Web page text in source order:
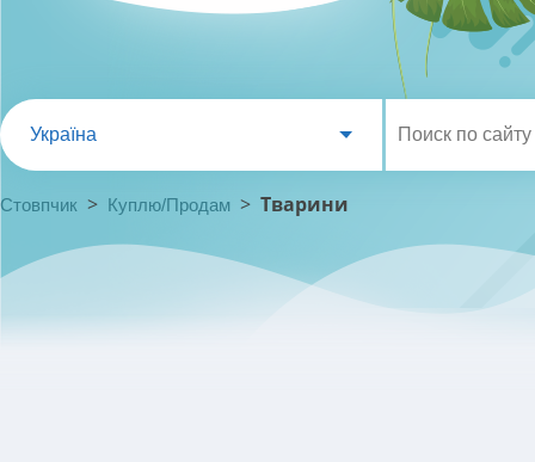
Україна
Стовпчик > Куплю/Продам > Тварини